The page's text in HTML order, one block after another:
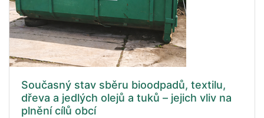
Současný stav sběru bioodpadů, textilu,
dřeva a jedlých olejů a tuků – jejich vliv na
plnění cílů obcí